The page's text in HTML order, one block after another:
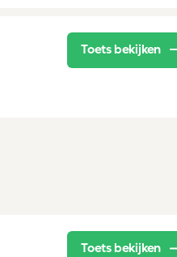
Toets bekijken
Toets bekijken